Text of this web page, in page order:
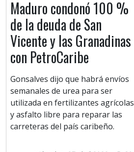
Maduro condonó 100 %
de la deuda de San
Vicente y las Granadinas
con PetroCaribe
Gonsalves dijo que habrá envíos
semanales de urea para ser
utilizada en fertilizantes agrícolas
y asfalto libre para reparar las
carreteras del país caribeño.